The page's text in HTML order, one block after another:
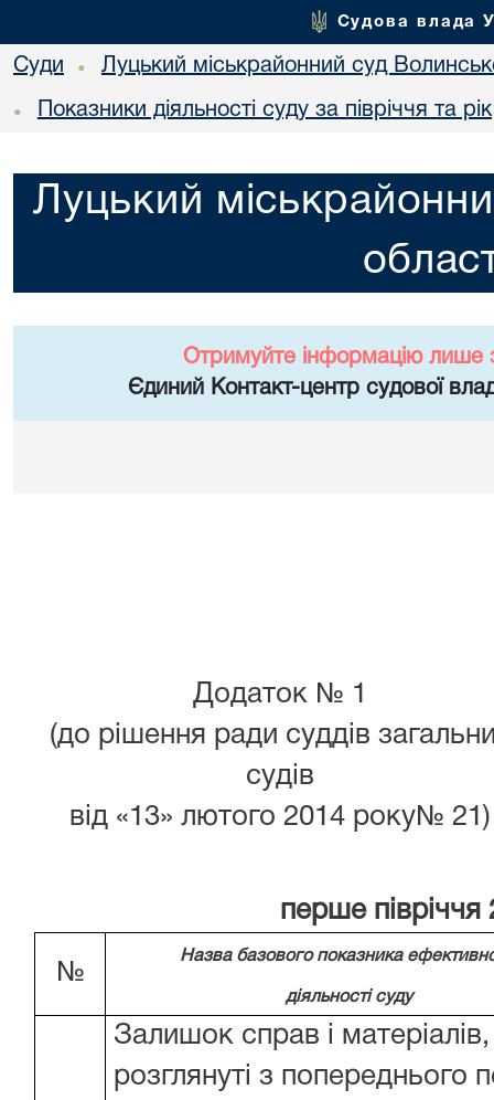
Судова влада
Суди • Луцький міськрайонний суд
• Показники діяльності суду за півріччя та рік
Луцький
Отримуйте інформацію лише
Єдиний Контакт-центр судової
Додаток № 1
(до рішення ради суддів
судів
від «13» лютого 2014 року№ 21)
перше півріччя
№
Назва базового показника
діяльності суду
Залишок справ і матеріалів,
розглянуті з попереднього